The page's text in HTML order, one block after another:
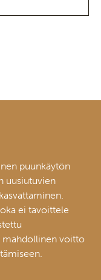
puunkäytön
uusiutuvien
ei tavoittele
mahdollinen voitto